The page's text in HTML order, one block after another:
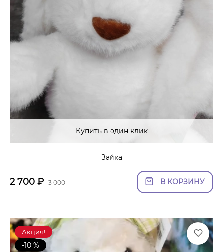
Купить в один клик
Зайка
2 700 ₽ 3 000 В КОРЗИНУ
Акция!
-10 %